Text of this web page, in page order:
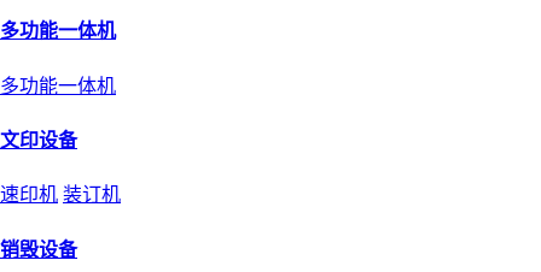
多功能一体机
多功能一体机
文印设备
速印机 装订机
销毁设备